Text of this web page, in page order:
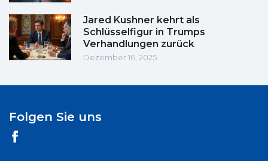
Jared Kushner kehrt als
Schlüsselfigur in Trumps
Verhandlungen zurück
Dezember 16, 2025
Folgen Sie uns